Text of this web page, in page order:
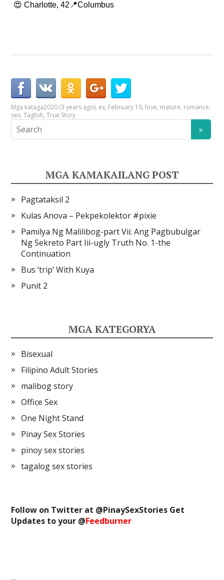
😍 Charlotte, 42📍Columbus
Mga kataga2020 (3 years ago), ex, February 10, love, mature, romance,
sex,Taglish,True Story
MGA KAMAKAILANG POST
Pagtataksil 2
Kulas Anova – Pekpekolektor #pixie
Pamilya Ng Malilibog-part Vii: Ang Pagbubulgar
Ng Sekreto Part Iii-ugly Truth No. 1-the
Continuation
Bus ‘trip’ With Kuya
Punit 2
MGA KATEGORYA
Bisexual
Filipino Adult Stories
malibog story
Office Sex
One Night Stand
Pinay Sex Stories
pinoy sex stories
tagalog sex stories
Follow on Twitter at @PinaySexStories Get
Updates to your @Feedburner